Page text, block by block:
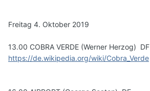
Freitag 4. Oktober 2019
13.00 COBRA VERDE (Werner Herzog) DF
https://de.wikipedia.org/wiki/Cobra_Verde